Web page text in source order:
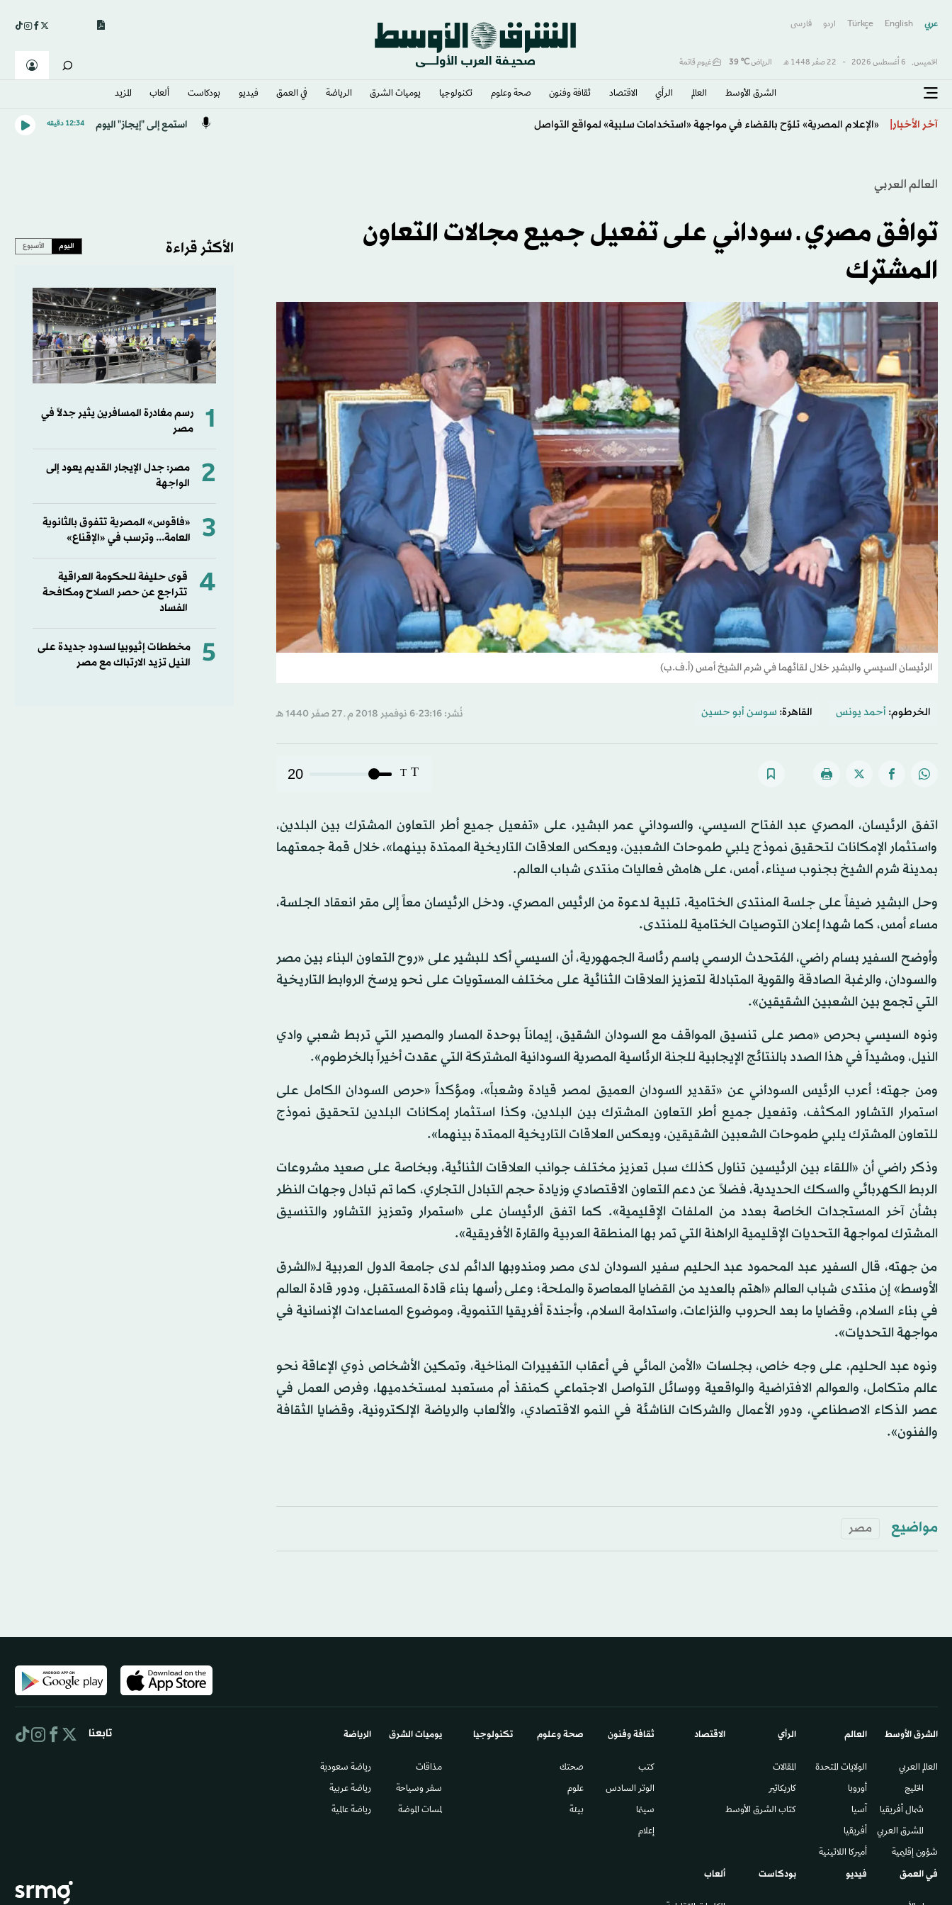
عربي English
Türkçe اردو فارسى
الخميس, 6 أغسطس 2026 - 22 صفَر 1448 هـ الرياض℃
39 غيوم قاتمة
الشرق الأوسط​ العالم الرأي الاقتصاد ثقافة وفنون صحة وعلوم تكنولوجيا يوميات الشرق​ الرياضة في العمق فيديو بودكاست ألعاب المزيد
آخر الأخبار «الإعلام المصرية» تلوّح بالقضاء في مواجهة «استخدامات سلبية» لمواقع التواصل استمع إلى "إيجاز" اليوم 12:34 دقيقه
العالم العربي
توافق مصري ـ سوداني على تفعيل جميع مجالات التعاون
المشترك
الرئيسان السيسي والبشير خلال لقائهما في شرم الشيخ أمس (أ.ف.ب)
الخرطوم: أحمد يونس القاهرة: سوسن أبو حسين نُشر: 23:16-6 نوفمبر 2018 م ـ 27 صفَر 1440 هـ
T
T
20
اتفق الرئيسان، المصري عبد الفتاح السيسي، والسوداني عمر البشير، على «تفعيل جميع أطر التعاون المشترك بين البلدين،
واستثمار الإمكانات لتحقيق نموذج يلبي طموحات الشعبين، ويعكس العلاقات التاريخية الممتدة بينهما»، خلال قمة جمعتهما
بمدينة شرم الشيخ بجنوب سيناء، أمس، على هامش فعاليات منتدى شباب العالم.
وحل البشير ضيفاً على جلسة المنتدى الختامية، تلبية لدعوة من الرئيس المصري. ودخل الرئيسان معاً إلى مقر انعقاد الجلسة،
مساء أمس، كما شهدا إعلان التوصيات الختامية للمنتدى.
وأوضح السفير بسام راضي، المُتحدث الرسمي باسم رئاسة الجمهورية، أن السيسي أكد للبشير على «روح التعاون البناء بين مصر
والسودان، والرغبة الصادقة والقوية المتبادلة لتعزيز العلاقات الثنائية على مختلف المستويات على نحو يرسخ الروابط التاريخية
التي تجمع بين الشعبين الشقيقين».
ونوه السيسي بحرص «مصر على تنسيق المواقف مع السودان الشقيق، إيماناً بوحدة المسار والمصير التي تربط شعبي وادي
النيل، ومشيداً في هذا الصدد بالنتائج الإيجابية للجنة الرئاسية المصرية السودانية المشتركة التي عقدت أخيراً بالخرطوم».
ومن جهته؛ أعرب الرئيس السوداني عن «تقدير السودان العميق لمصر قيادة وشعباً»، ومؤكداً «حرص السودان الكامل على
استمرار التشاور المكثف، وتفعيل جميع أطر التعاون المشترك بين البلدين، وكذا استثمار إمكانات البلدين لتحقيق نموذج
للتعاون المشترك يلبي طموحات الشعبين الشقيقين، ويعكس العلاقات التاريخية الممتدة بينهما».
وذكر راضي أن «اللقاء بين الرئيسين تناول كذلك سبل تعزيز مختلف جوانب العلاقات الثنائية، وبخاصة على صعيد مشروعات
الربط الكهربائي والسكك الحديدية، فضلاً عن دعم التعاون الاقتصادي وزيادة حجم التبادل التجاري، كما تم تبادل وجهات النظر
بشأن آخر المستجدات الخاصة بعدد من الملفات الإقليمية». كما اتفق الرئيسان على «استمرار وتعزيز التشاور والتنسيق
المشترك لمواجهة التحديات الإقليمية الراهنة التي تمر بها المنطقة العربية والقارة الأفريقية».
من جهته، قال السفير عبد المحمود عبد الحليم سفير السودان لدى مصر ومندوبها الدائم لدى جامعة الدول العربية لـ«الشرق
الأوسط» إن منتدى شباب العالم «اهتم بالعديد من القضايا المعاصرة والملحة؛ وعلى رأسها بناء قادة المستقبل، ودور قادة العالم
في بناء السلام، وقضايا ما بعد الحروب والنزاعات، واستدامة السلام، وأجندة أفريقيا التنموية، وموضوع المساعدات الإنسانية في
مواجهة التحديات».
ونوه عبد الحليم، على وجه خاص، بجلسات «الأمن المائي في أعقاب التغييرات المناخية، وتمكين الأشخاص ذوي الإعاقة نحو
عالم متكامل، والعوالم الافتراضية والواقعية ووسائل التواصل الاجتماعي كمنقذ أم مستعبد لمستخدميها، وفرص العمل في
عصر الذكاء الاصطناعي، ودور الأعمال والشركات الناشئة في النمو الاقتصادي، والألعاب والرياضة الإلكترونية، وقضايا الثقافة
والفنون».
مواضيع مصر
الأكثر قراءة اليوم الأسبوع
1
رسم مغادرة المسافرين يثير جدلاً في
مصر
2
مصر: جدل الإيجار القديم يعود إلى
الواجهة
3
«فاقوس» المصرية تتفوق بالثانوية
العامة... وترسب في «الإقناع»
4
قوى حليفة للحكومة العراقية
تتراجع عن حصر السلاح ومكافحة
الفساد
5
مخططات إثيوبيا لسدود جديدة على
النيل تزيد الارتباك مع مصر
الشرق الأوسط​
العالم العربي
الخليج
شمال أفريقيا
المشرق العربي
شؤون إقليمية
العالم
الولايات المتحدة
أوروبا
آسيا
أفريقيا
أميركا اللاتينية
الرأي
المقالات
كاريكاتير
كتاب الشرق الأوسط
الاقتصاد ثقافة وفنون
كتب
الوتر السادس​
سينما
إعلام
صحة وعلوم
صحتك
علوم
بيئة
تكنولوجيا يوميات الشرق​
مذاقات
سفر وسياحة
لمسات الموضة
الرياضة
رياضة سعودية
رياضة عربية
رياضة عالمية
في العمق فيديو بودكاست ألعاب
تابعنا